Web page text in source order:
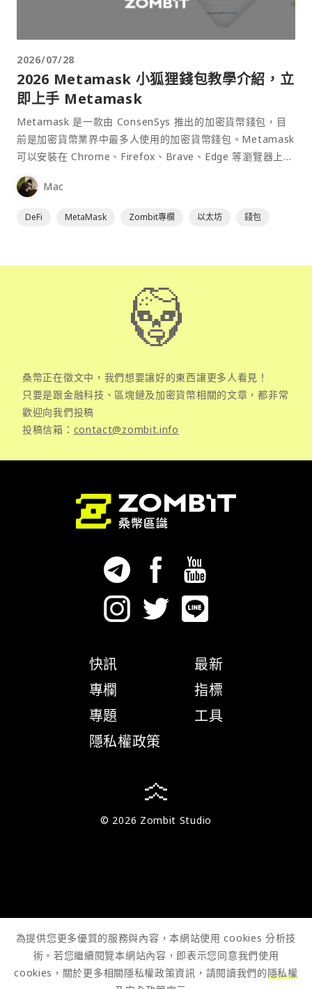
2026/07/28
2026 Metamask 小狐狸錢包教學介紹，立
即上手 Metamask
Metamask 是一款由 ConsenSys 推出的加密貨幣錢包，目
前是加密貨幣業界中最多人使用的加密貨幣錢包。Metamask
可以安裝在 Chrome、Firefox、Brave、Edge 等瀏覽器上作
為插件使用，具備許多功能且使用上非常方便。
Mac
DeFi MetaMask Zombit專欄 以太坊 錢包
桑幣正在徵文中，我們想要讓好的東西讓更多人看見！
只要是跟金融科技、區塊鏈及加密貨幣相關的文章，都非常
歡迎向我們投稿
投稿信箱： contact@zombit.info
快訊
專欄
專題
隱私權政策
最新
指標
工具
© 2026 Zombit Studio
為提供您更多優質的服務與內容，本網站使用 cookies 分析技
術。若您繼續閱覽本網站內容，即表示您同意我們使用
cookies，關於更多相關隱私權政策資訊，請閱讀我們的隱私權